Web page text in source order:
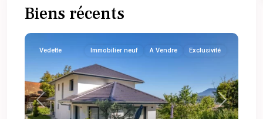
Biens récents
Previous Next
Vedette Immobilier neuf A Vendre Exclusivité